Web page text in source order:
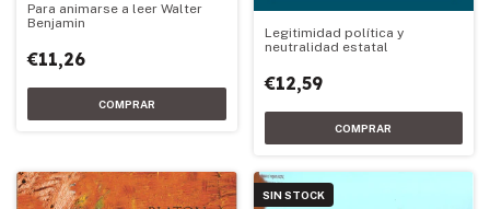
Para animarse a leer Walter
Benjamin
€11,26
Legitimidad política y
neutralidad estatal
€12,59
SIN STOCK